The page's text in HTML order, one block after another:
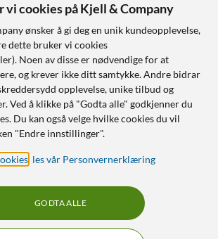
vi cookies på Kjell & Company
ønsker å gi deg en unik kundeopplevelse,
dette bruker vi cookies
Noen av disse er nødvendige for at
og krever ikke ditt samtykke. Andre bidrar
opplevelse, unike tilbud og
Ved å klikke på "Godta alle" godkjenner du
Du kan også velge hvilke cookies du vil
"Endre innstillinger".
les vår Personvernerklæring
GODTA ALLE